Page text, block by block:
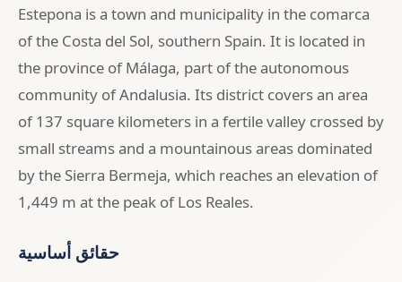
Estepona is a town and municipality in the comarca
of the Costa del Sol, southern Spain. It is located in
the province of Málaga, part of the autonomous
community of Andalusia. Its district covers an area
of 137 square kilometers in a fertile valley crossed by
small streams and a mountainous areas dominated
by the Sierra Bermeja, which reaches an elevation of
1,449 m at the peak of Los Reales.
حقائق أساسية